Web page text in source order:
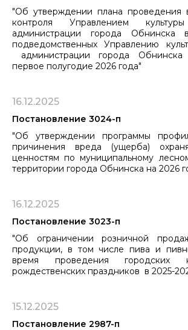
"Об утверждении плана проведения
контроля Управлением
администрации города
подведомственных Управлению
администрации города Обнинска
первое полугодие 2026 года"
16.12.2025
Постановление 3024-п
"Об утверждении программы
причинения вреда (ущерба)
ценностям по муниципальному
территории города Обнинска на 2026
16.12.2025
Постановление 3023-п
"Об ограничении розничной
продукции, в том числе пива и
время проведения городских
рождественских праздников в 2025-
15.12.2025
Постановление 2987-п